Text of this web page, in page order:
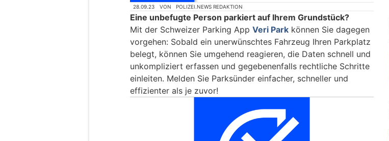
28.09.23 VON POLIZEI.NEWS REDAKTION
Eine unbefugte Person parkiert auf Ihrem Grundstück?
Mit der Schweizer Parking App Veri Park können Sie dagegen
vorgehen: Sobald ein unerwünschtes Fahrzeug Ihren Parkplatz
belegt, können Sie umgehend reagieren, die Daten schnell und
unkompliziert erfassen und gegebenenfalls rechtliche Schritte
einleiten. Melden Sie Parksünder einfacher, schneller und
effizienter als je zuvor!